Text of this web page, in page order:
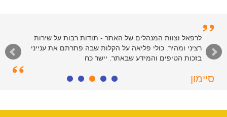
לרפאל וצוות המנהלים של האתר - תודות רבות על שירות
רציני ומהיר. כולי פליאה על הקלות שבה פתרתם את ענייני
בזכות הטיפים והמידע שבאתר. יישר כח
סיימון